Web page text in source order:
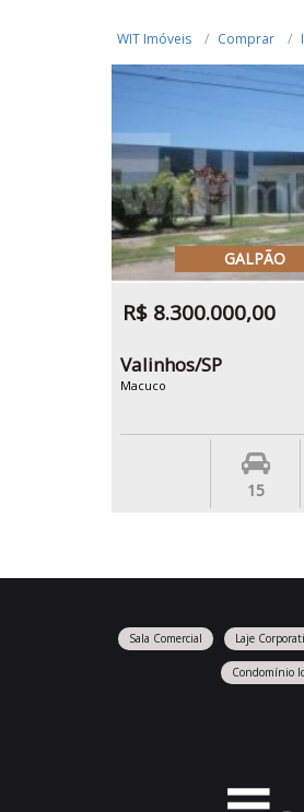
WIT Imóveis Comprar
GALPÃO
R$ 8.300.000,00
Valinhos/SP
Macuco
15
Sala Comercial Laje
Condomínio